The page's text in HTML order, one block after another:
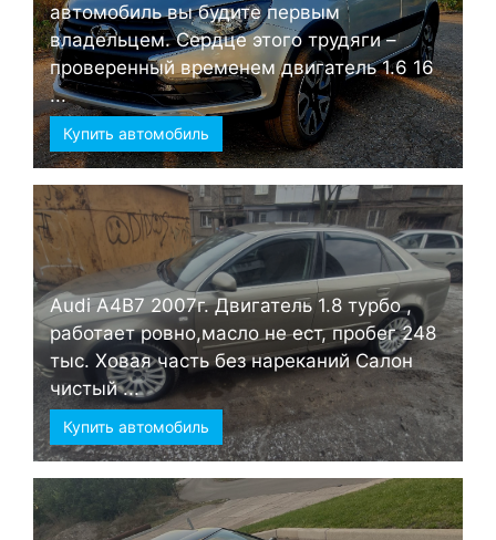
автомобиль вы будите первым
владельцем. Сердце этого трудяги –
проверенный временем двигатель 1.6 16
...
Купить автомобиль
Audi А4B7 2007г. Двигатель 1.8 турбо ,
работает ровно,масло не ест, пробег 248
тыс. Ховая часть без нареканий Салон
чистый ...
Купить автомобиль